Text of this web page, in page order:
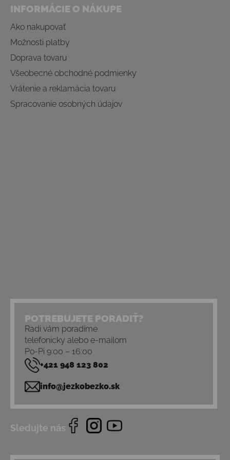
INFORMÁCIE O NÁKUPE
Ako nakupovať
Možnosti platby
Doprava tovaru
Všeobecné obchodné podmienky
Vrátenie a reklamácia tovaru
Spracovanie osobných údajov
POTREBUJETE PORADIŤ?
Radi vám poradíme
telefonicky alebo e-mailom
Po-Pi 9:00 – 16:00
+421 948 123 802
info@jezkobezko.sk
Sledujte nás